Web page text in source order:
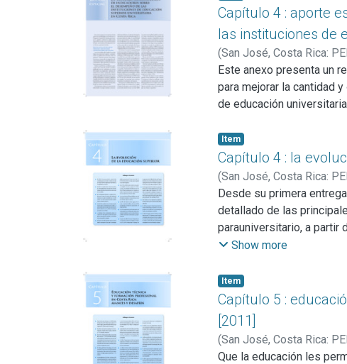
Capítulo 4 : aporte
las instituciones de
(San José, Costa Rica:
Este anexo presenta un
para mejorar la cantidad
de educación
Item
Capítulo 4 : la
(San José, Costa Rica:
Desde su primera
detallado de las
parauniversitario, a partir
un marco de referencia
Show more
Item
Capítulo 5 :
[2011]
(San José, Costa Rica:
Que la educación les